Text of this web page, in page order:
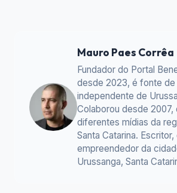
Mauro Paes Corrêa
Fundador do Portal
desde 2023, é fonte
independente de
Colaborou desde 2007,
diferentes mídias da
Santa Catarina.
empreendedor da
Urussanga, Santa